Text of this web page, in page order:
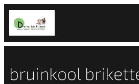
bruinkool